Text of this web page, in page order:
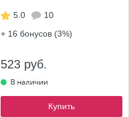
5.0
10
+ 16 бонусов (3%)
523 руб.
Купить